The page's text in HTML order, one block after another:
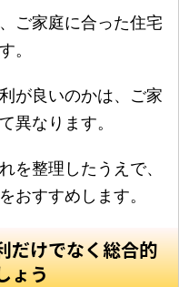
ご家庭に合った住宅
。
が良いのかは、ご家
異なります。
を整理したうえで、
おすすめします。
だけでなく総合的
ょう